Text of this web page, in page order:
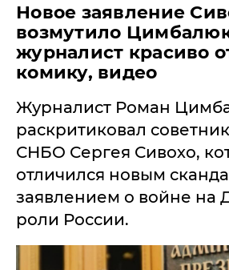
Новое заявление
возмутило
журналист красиво
комику, видео
​Журналист Роман
раскритиковал
СНБО Сергея Сивохо,
отличился новым
заявлением о войне на
роли России.